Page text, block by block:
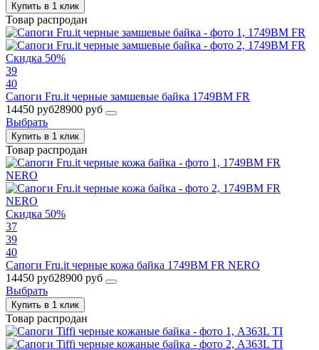
Купить в 1 клик
Товар распродан
Скидка 50%
39
40
Сапоги Fru.it черные замшевые байка 1749BM FR
14450 руб28900 руб
Выбрать
Купить в 1 клик
Товар распродан
Скидка 50%
37
39
40
Сапоги Fru.it черные кожа байка 1749BM FR NERO
14450 руб28900 руб
Выбрать
Купить в 1 клик
Товар распродан